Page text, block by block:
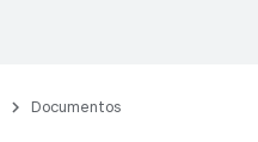
Documentos